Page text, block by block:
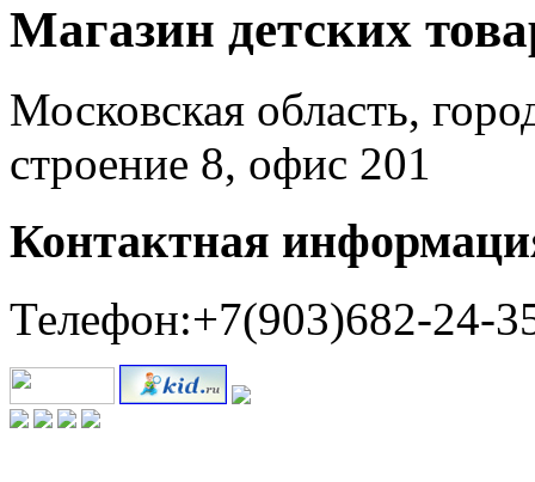
Магазин детских
Московская область,
строение 8, офис 201
Контактная
Телефон:+7(903)682-24-